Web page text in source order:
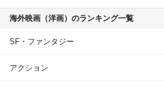
海外映画（洋画）のランキング一覧
SF・ファンタジー
アクション